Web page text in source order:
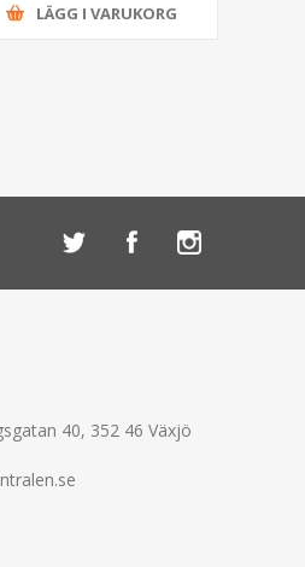
LÄGG I VARUKORG
40, 352 46 Växjö